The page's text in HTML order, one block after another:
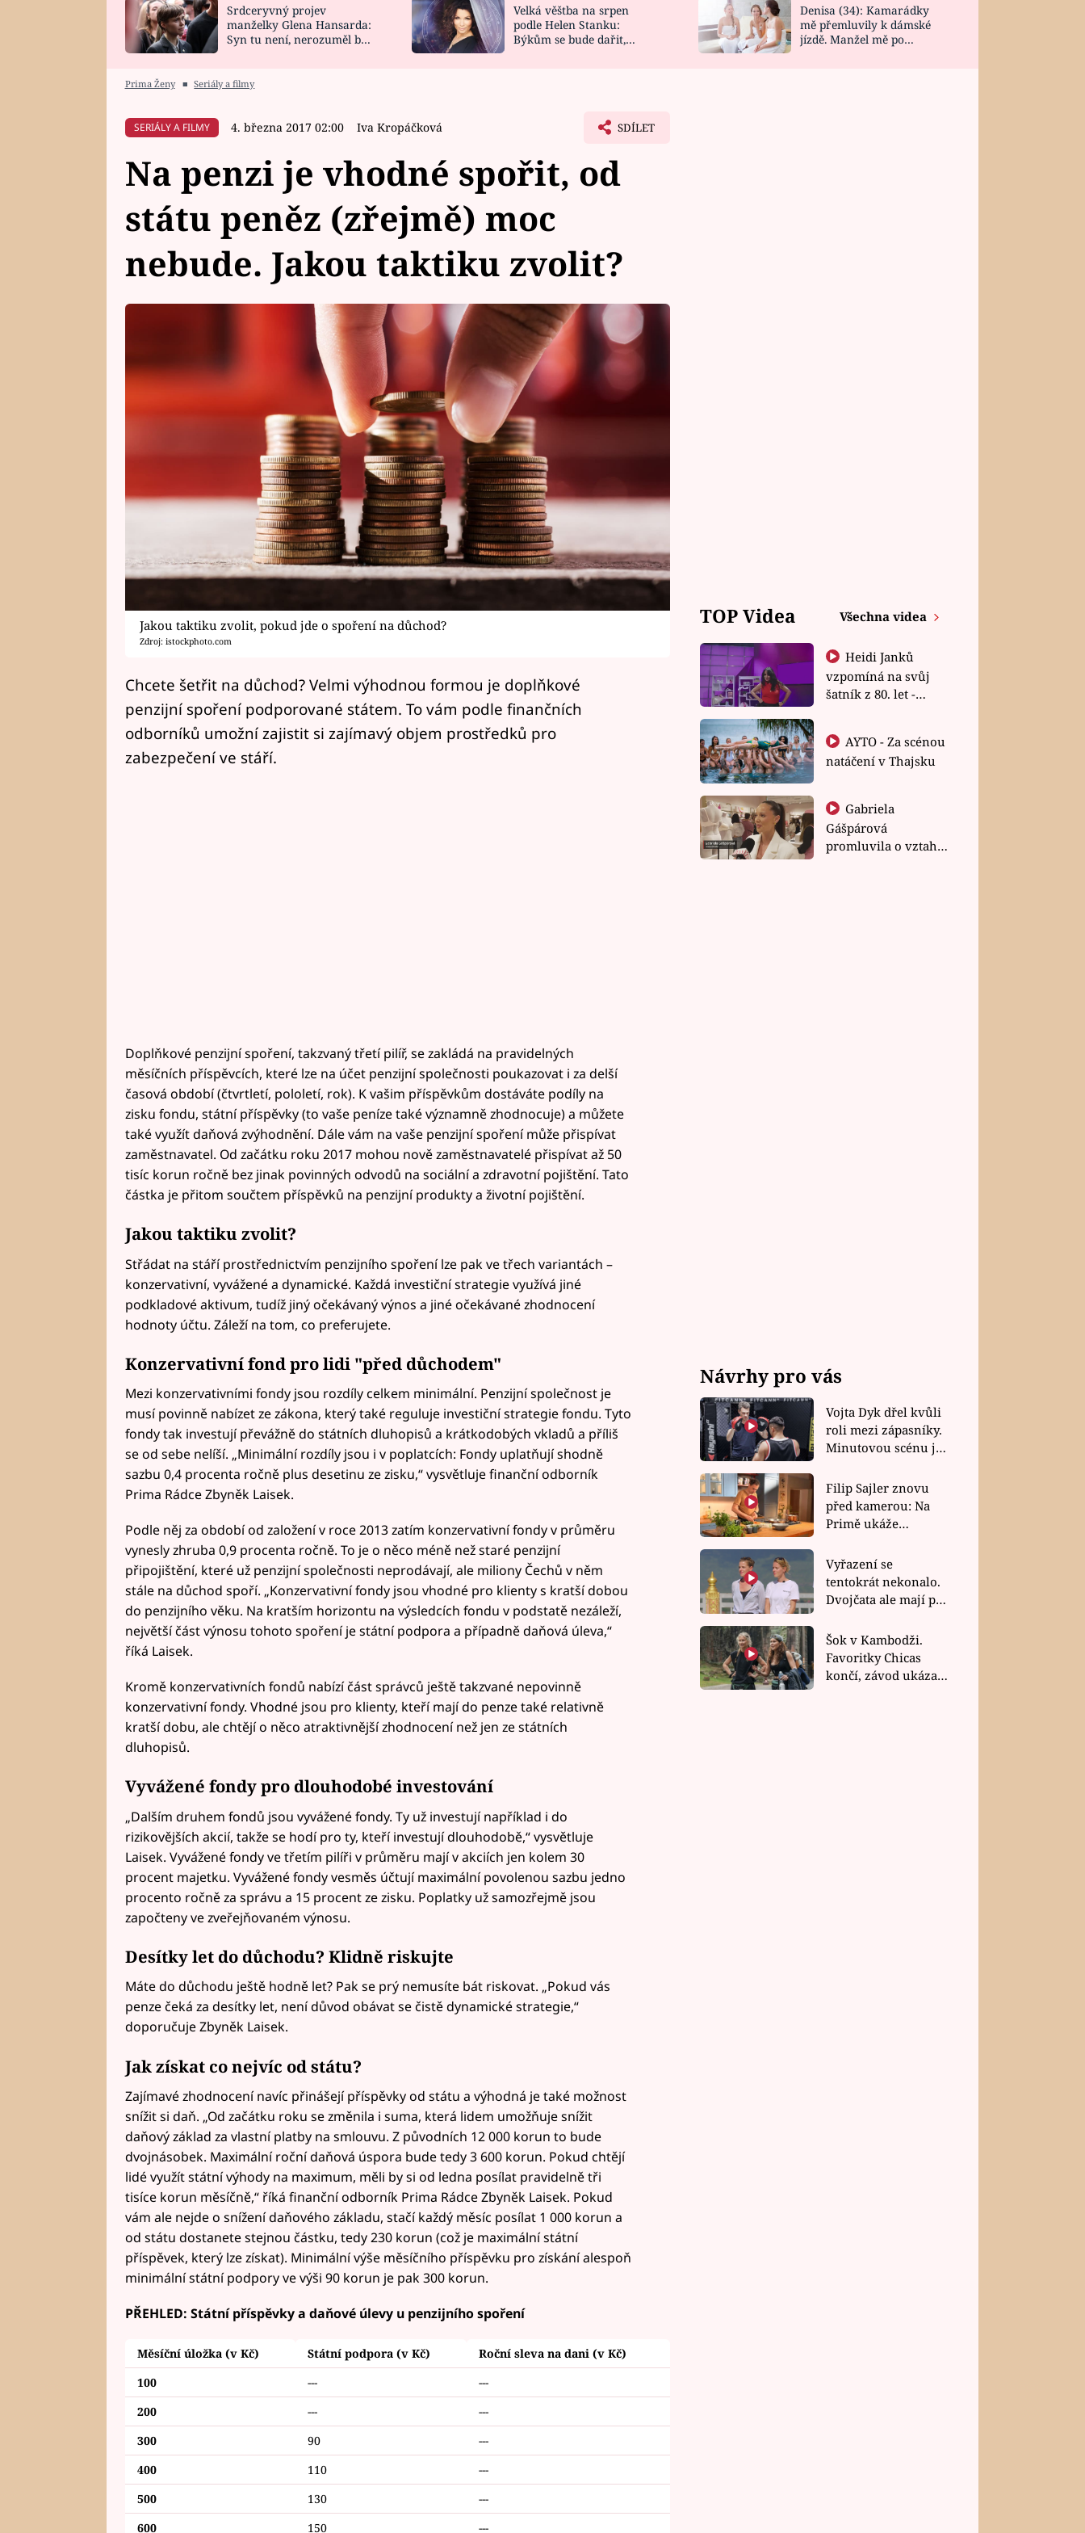
HOROSKOP NA
CELEBRITY
VAŘENÍ
NOVINKY
VIDEORECEPTY
DESIGN
Srdceryvný projev
manželky Glena Hansarda:
Syn tu není, nerozuměl by
Velká věštba na srpen
podle Helen Stanku:
Býkům se bude dařit,
Denisa (34): Kamarádky
mě přemluvily k dámské
jízdě. Manžel mě po
Prima Ženy ■ Seriály a filmy
SERIÁLY A FILMY 4. března 2017 02:00 Iva Kropáčková SDÍLET
Na penzi je vhodné spořit, od
státu peněz (zřejmě) moc
nebude. Jakou taktiku zvolit?
Jakou taktiku zvolit, pokud jde o spoření na důchod?
Zdroj: istockphoto.com
Chcete šetřit na důchod? Velmi výhodnou formou je doplňkové
penzijní spoření podporované státem. To vám podle finančních
odborníků umožní zajistit si zajímavý objem prostředků pro
zabezpečení ve stáří.
Doplňkové penzijní spoření, takzvaný třetí pilíř, se zakládá na pravidelných
měsíčních příspěvcích, které lze na účet penzijní společnosti poukazovat i za delší
časová období (čtvrtletí, pololetí, rok). K vašim příspěvkům dostáváte podíly na
zisku fondu, státní příspěvky (to vaše peníze také významně zhodnocuje) a můžete
také využít daňová zvýhodnění. Dále vám na vaše penzijní spoření může přispívat
zaměstnavatel. Od začátku roku 2017 mohou nově zaměstnavatelé přispívat až 50
tisíc korun ročně bez jinak povinných odvodů na sociální a zdravotní pojištění. Tato
částka je přitom součtem příspěvků na penzijní produkty a životní pojištění.
Jakou taktiku zvolit?
Střádat na stáří prostřednictvím penzijního spoření lze pak ve třech variantách –
konzervativní, vyvážené a dynamické. Každá investiční strategie využívá jiné
podkladové aktivum, tudíž jiný očekávaný výnos a jiné očekávané zhodnocení
hodnoty účtu. Záleží na tom, co preferujete.
Konzervativní fond pro lidi "před důchodem"
Mezi konzervativními fondy jsou rozdíly celkem minimální. Penzijní společnost je
musí povinně nabízet ze zákona, který také reguluje investiční strategie fondu. Tyto
fondy tak investují převážně do státních dluhopisů a krátkodobých vkladů a příliš
se od sebe nelíší. „Minimální rozdíly jsou i v poplatcích: Fondy uplatňují shodně
sazbu 0,4 procenta ročně plus desetinu ze zisku,“ vysvětluje finanční odborník
Prima Rádce Zbyněk Laisek.
Podle něj za období od založení v roce 2013 zatím konzervativní fondy v průměru
vynesly zhruba 0,9 procenta ročně. To je o něco méně než staré penzijní
připojištění, které už penzijní společnosti neprodávají, ale miliony Čechů v něm
stále na důchod spoří. „Konzervativní fondy jsou vhodné pro klienty s kratší dobou
do penzijního věku. Na kratším horizontu na výsledcích fondu v podstatě nezáleží,
největší část výnosu tohoto spoření je státní podpora a případně daňová úleva,“
říká Laisek.
Kromě konzervativních fondů nabízí část správců ještě takzvané nepovinně
konzervativní fondy. Vhodné jsou pro klienty, kteří mají do penze také relativně
kratší dobu, ale chtějí o něco atraktivnější zhodnocení než jen ze státních
dluhopisů.
Vyvážené fondy pro dlouhodobé investování
„Dalším druhem fondů jsou vyvážené fondy. Ty už investují například i do
rizikovějších akcií, takže se hodí pro ty, kteří investují dlouhodobě,“ vysvětluje
Laisek. Vyvážené fondy ve třetím pilíři v průměru mají v akciích jen kolem 30
procent majetku. Vyvážené fondy vesměs účtují maximální povolenou sazbu jedno
procento ročně za správu a 15 procent ze zisku. Poplatky už samozřejmě jsou
započteny ve zveřejňovaném výnosu.
Desítky let do důchodu? Klidně riskujte
Máte do důchodu ještě hodně let? Pak se prý nemusíte bát riskovat. „Pokud vás
penze čeká za desítky let, není důvod obávat se čistě dynamické strategie,“
doporučuje Zbyněk Laisek.
Jak získat co nejvíc od státu?
Zajímavé zhodnocení navíc přinášejí příspěvky od státu a výhodná je také možnost
snížit si daň. „Od začátku roku se změnila i suma, která lidem umožňuje snížit
daňový základ za vlastní platby na smlouvu. Z původních 12 000 korun to bude
dvojnásobek. Maximální roční daňová úspora bude tedy 3 600 korun. Pokud chtějí
lidé využít státní výhody na maximum, měli by si od ledna posílat pravidelně tři
tisíce korun měsíčně,“ říká finanční odborník Prima Rádce Zbyněk Laisek. Pokud
vám ale nejde o snížení daňového základu, stačí každý měsíc posílat 1 000 korun a
od státu dostanete stejnou částku, tedy 230 korun (což je maximální státní
příspěvek, který lze získat). Minimální výše měsíčního příspěvku pro získání alespoň
minimální státní podpory ve výši 90 korun je pak 300 korun.
PŘEHLED: Státní příspěvky a daňové úlevy u penzijního spoření
Měsíční úložka (v Kč) Státní podpora (v Kč)
Roční sleva na dani (v Kč)
100
---
---
200
---
---
300
90
---
400
110
---
500
130
---
600
150 ---
TOP Videa Všechna videa
Heidi Janků
vzpomíná na svůj
šatník z 80. let -
natáčení v Thajsku
Gabriela
Gášpárová
promluvila o vztahu
Návrhy pro vás
Vojta Dyk dřel kvůli
roli mezi zápasníky.
Minutovou scénu jel
Filip Sajler znovu
před kamerou: Na
Primě ukáže
rychlé recepty
Vyřazení se
tentokrát nekonalo.
Dvojčata ale mají po
závodu nůž na krku
Šok v Kambodži.
Favoritky Chicas
končí, závod ukázal